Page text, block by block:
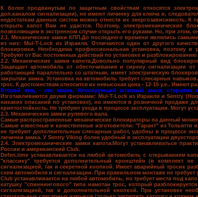
К более продвинутым по защитным свойствам относятся
доп.каналом сигнализации), не имеют личинку для ключа и,
недостаткам данных систем можно отнести их энергозависимость. К
открыть капот Вам не удастся. Поэтому, электромеханические
позволяющим в экстренном случае открыть его руками. Но, при этом,
2.1. Механические замки КПП.До последнего времени являлись
из них: Mul-T-Lock из Израиля. Отличаются один от другого
блокировки. Необходима профессиональная установка, поэтому
Требуют от Вас постоянных действий по установке и разблокированию
2.2. Механические замки капота.Довольно популярный вид
Защищает автомобиль от обесточивания и сирену сигнализации
работающий параллельно со штатным, имеет электрическую
закрытии замка. Установка на автомобиль требует слесарных
трос. К достоинствам относится их невысокая цена - 12-15 у.е.. Имеют
Второй вид - это замок, блокирующий штатный замок открытия
Изготавливаются двумя фирмами: Mul-T-Lock из Израиля и Sentry
никаких описаний по установке), но имеются в розничной продаже
криптостойкость. Не требуют ухода в процессе эксплуатации. Могут
2.3. Механические замки рулевого вала.
Самые распространенные механические блокираторы на данный
Самые известные и качественные изготовители: "Гарант" из
не требуют дополнительных слесарных работ, удобны в процессе
личинки замка. У Sentry Viking более удобный в эксплуатации
2.4. Электромеханические замки капота.Могут устанавливаться
России и американский Club.
Defen.time устанавливается на любой автомобиль с открыванием
"классику" требуется дополнительный кронштейн (в комплект
сигнализацией, так и секретной кнопкой. Имеет аварийный тросик
схем автомобиля и сигнализации. При правильном монтаже не требует
Club устанавливается на любой автомобиль, но требует места под
катушку "спиннингового" типа намотан трос, который
сигнализацией, так и дополнительной кнопкой. При установке
специальных слесарных навыков (только закрепить катушку и крючок